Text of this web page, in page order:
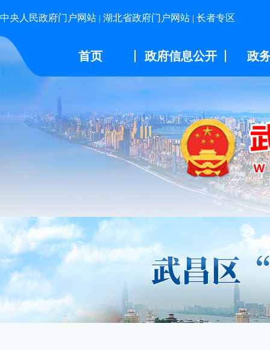
中央人民政府门户网站 湖北省政府门户网站 长者专区
首页 政府信息公开 政